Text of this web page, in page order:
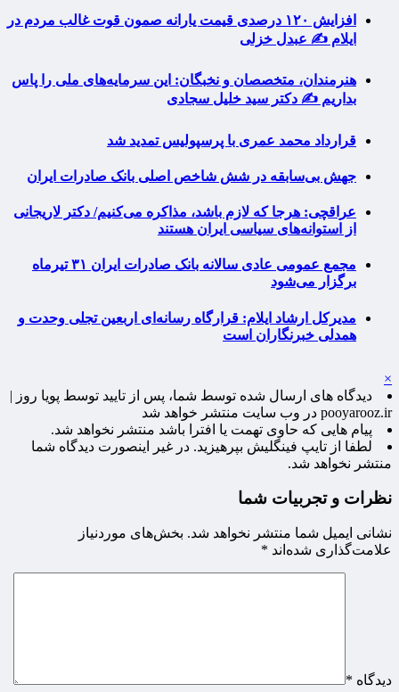
افزایش ۱۲۰ درصدی قیمت یارانه صمون قوت غالب مردم در
ایلام ✍️ عبدل خزلی
هنرمندان، متخصصان و نخبگان: این سرمایه‌های ملی را پاس
بداریم ✍️ دکتر سید خلیل سجادی
قرارداد محمد عمری با پرسپولیس تمدید شد
جهش بی‌سابقه در شش شاخص اصلی بانک صادرات ایران
عراقچی: هرجا که لازم باشد، مذاکره می‌کنیم/ دکتر لاریجانی
از استوانه‌های سیاسی ایران هستند
مجمع عمومی عادی سالانه بانک صادرات ایران ۳۱ تیرماه
برگزار می‌شود
مدیرکل ارشاد ایلام: قرارگاه رسانه‌ای اربعین تجلی وحدت و
همدلی خبرنگاران است
×
دیدگاه های ارسال شده توسط شما، پس از تایید توسط پویا روز |
pooyarooz.ir در وب سایت منتشر خواهد شد
پیام هایی که حاوی تهمت یا افترا باشد منتشر نخواهد شد.
لطفا از تایپ فینگلیش بپرهیزید. در غیر اینصورت دیدگاه شما
منتشر نخواهد شد.
نظرات و تجربیات شما
نشانی ایمیل شما منتشر نخواهد شد. بخش‌های موردنیاز
علامت‌گذاری شده‌اند *
دیدگاه *